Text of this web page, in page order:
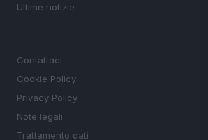
Ultime notizie
Contattaci
Cookie Policy
Privacy Policy
Note legali
Trattamento dati